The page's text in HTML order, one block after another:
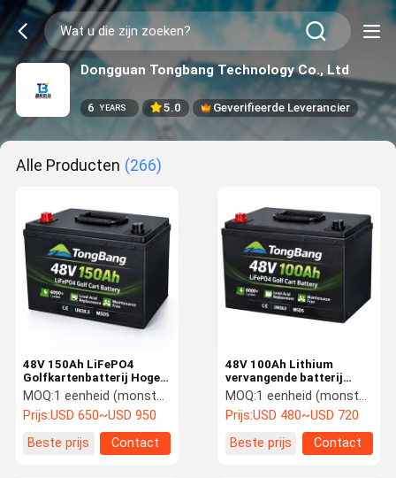
Dongguan Tongbang Technology Co., Ltd
6 YEARS 5.0 Geverifieerde Leverancier
Alle Producten (266)
48V 150Ah LiFePO4
Golfkartenbatterij Hoge
capaciteit Lithium
vervanging voor loodzuur
MOQ:1 eenheid (monster beschikbaar)
Prijs:USD 650~USD 950
Beste prijs
Contact
48V 100Ah Lithium
vervangende batterij
LiFePO4 Golfkar batterij
voor EZGO Club Car
MOQ:1 eenheid (monster beschikbaar)
Prijs:USD 480~USD 720
Beste prijs
Contact